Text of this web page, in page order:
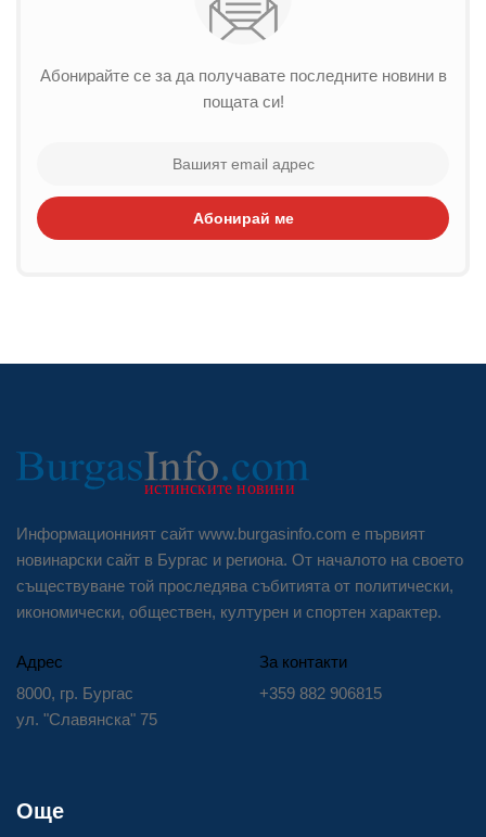
Абонирайте се за да получавате последните новини в
пощата си!
Абонирай ме
Информационният сайт www.burgasinfo.com е първият
новинарски сайт в Бургас и региона. От началото на своето
съществуване той проследява събитията от политически,
икономически, обществен, културен и спортен характер.
Адрес
8000, гр. Бургас
ул. "Славянска" 75
За контакти
+359 882 906815
Още